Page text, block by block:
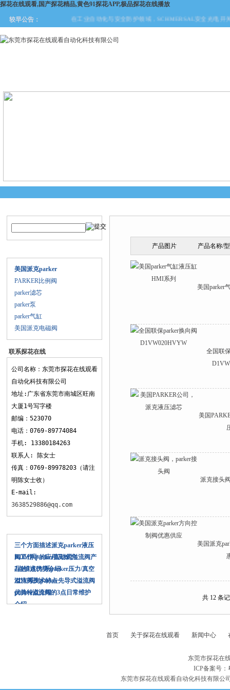
探花在线观看,国产探花精品,黄色91探花APP,极品探花在线播放
较早公告： 在工业自动化与安全防护领域，SCHMERSAL安全光电开关
美国派克parker
PARKER比例阀
parker滤芯
parker泵
parker气缸
美国派克电磁阀
联系探花在线
观看
公司名称：东莞市探花在线观看
自动化科技有限公司
地址:广东省东莞市南城区旺南
大厦1号写字楼
邮编：523070
电话：0769-89774084
手机: 13380184263
联系人: 陈女士
传真：0769-89978203（请注
明陈女士收）
E-mail:
3638529886@qq.com
三个方面描述派克parker液压
阀工作中的应用及维护
RDM系parker直动式溢流阀产
品的7点优势介绍
7点描述PV系parker压力/真空
溢流阀技术特点
ZDV系列parker先导式溢流阀
优势特点介绍
parker溢流阀的3点日常维护
介绍
产品图片 产品名称/
美国parker
全国联
美国
派克接头阀
美国派克
共 12 条记
首页 关于探花在线观看 新闻中心
东莞市探花在
ICP备案号：
东莞市探花在线观看自动化科技有限公